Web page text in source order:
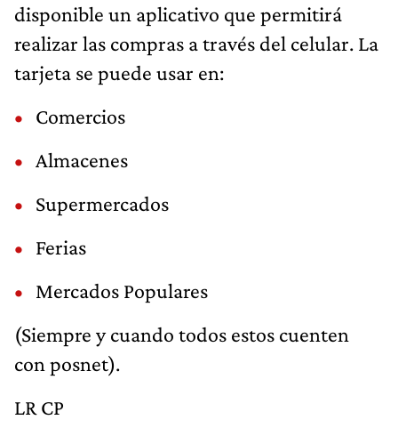
disponible un aplicativo que permitirá
realizar las compras a través del celular. La
tarjeta se puede usar en:
Comercios
Almacenes
Supermercados
Ferias
Mercados Populares
(Siempre y cuando todos estos cuenten
con posnet).
LR CP